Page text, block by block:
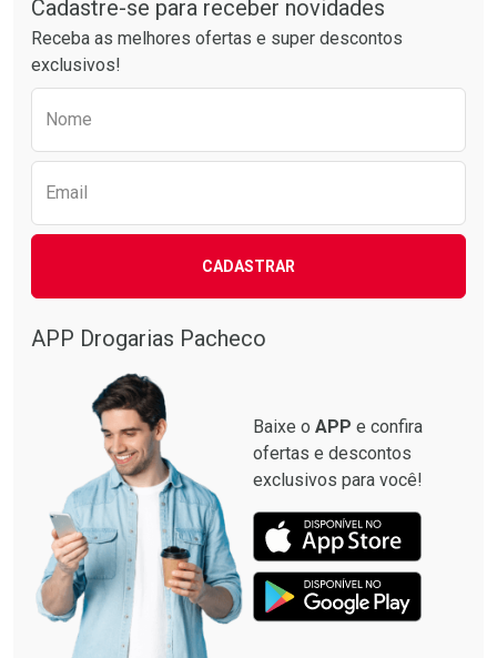
Comprar sem Desconto
Por R$ 28,21/cada
Comprar sem Desconto
Por R$ 28,21/cada
Comprar sem Desconto
Comprar sem Desconto
Cadastre-se para receber novidades
Receba as melhores ofertas e super descontos
exclusivos!
Nome
Email
CADASTRAR
APP Drogarias Pacheco
Baixe o APP e confira
ofertas e descontos
exclusivos para você!